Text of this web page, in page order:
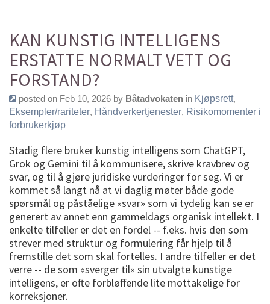
KAN KUNSTIG INTELLIGENS
ERSTATTE NORMALT VETT OG
FORSTAND?
posted on Feb 10, 2026 by Båtadvokaten in Kjøpsrett,
Eksempler/rariteter, Håndverkertjenester, Risikomomenter i
forbrukerkjøp
Stadig flere bruker kunstig intelligens som ChatGPT,
Grok og Gemini til å kommunisere, skrive kravbrev og
svar, og til å gjøre juridiske vurderinger for seg. Vi er
kommet så langt nå at vi daglig møter både gode
spørsmål og påståelige «svar» som vi tydelig kan se er
generert av annet enn gammeldags organisk intellekt. I
enkelte tilfeller er det en fordel -- f.eks. hvis den som
strever med struktur og formulering får hjelp til å
fremstille det som skal fortelles. I andre tilfeller er det
verre -- de som «sverger til» sin utvalgte kunstige
intelligens, er ofte forbløffende lite mottakelige for
korreksjoner.